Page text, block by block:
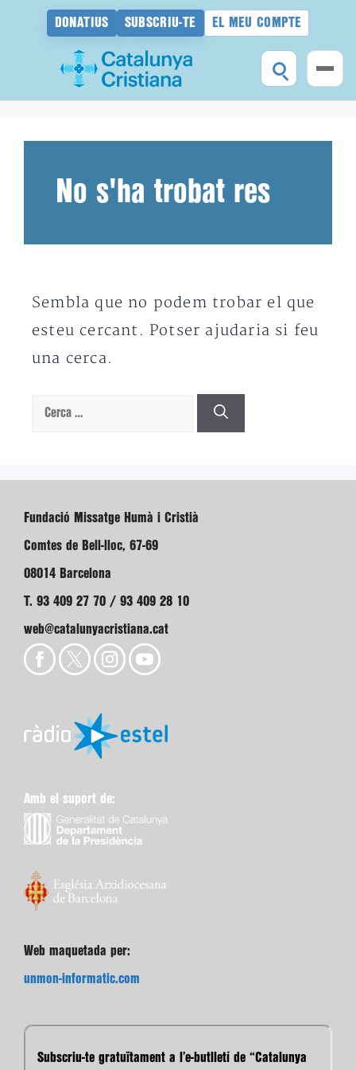
DONATIUS SUBSCRIU-TE EL MEU COMPTE
No s'ha trobat res
Sembla que no podem trobar el que
esteu cercant. Potser ajudaria si feu
una cerca.
Cerca:
Fundació Missatge Humà i Cristià
Comtes de Bell-lloc, 67-69
08014 Barcelona
T. 93 409 27 70 / 93 409 28 10
web@catalunyacristiana.cat
Amb el suport de:
Web maquetada per:
unmon-informatic.com
Subscriu-te gratuïtament a l’e-butlletí de “Catalunya